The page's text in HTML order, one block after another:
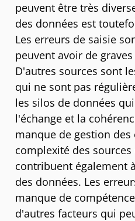
peuvent être très
des données est
Les erreurs de saisie
peuvent avoir de
D'autres sources sont
qui ne sont pas
les silos de données
l'échange et la
manque de gestion des
complexité des sources
contribuent également
des données. Les
manque de
d'autres facteurs qui